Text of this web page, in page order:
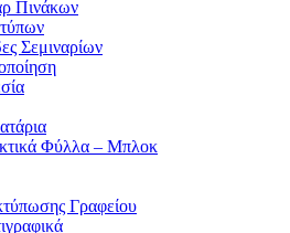
Πινάκων
Σεμιναρίων
Φύλλα – Μπλοκ
Γραφείου